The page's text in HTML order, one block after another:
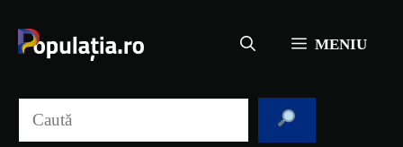
conținut
MENIU